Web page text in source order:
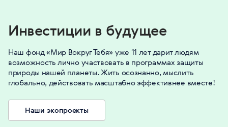
Инвестиции в будущее
Наш фонд «Мир Вокруг Тебя» уже 11 лет дарит людям
возможность лично участвовать в программах защиты
природы нашей планеты. Жить осознанно, мыслить
глобально, действовать масштабно эффективнее вместе!
Наши экопроекты